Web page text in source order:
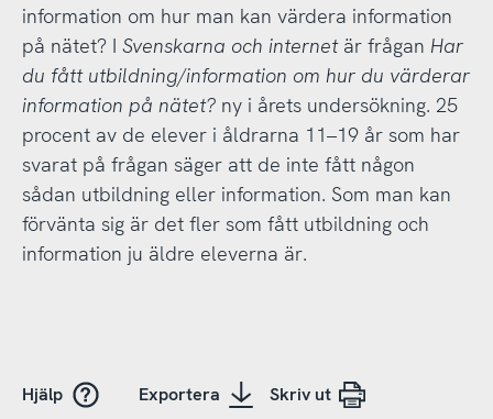
information om hur man kan värdera information
på nätet? I Svenskarna och internetär frågan Har
du fått utbildning/information om hur du värderar
information på nätet?ny i årets undersökning. 25
procent av de elever i åldrarna 11–19 år som har
svarat på frågan säger att de inte fått någon
sådan utbildning eller information. Som man kan
förvänta sig är det fler som fått utbildning och
information ju äldre eleverna är.
Hjälp Exportera Skriv ut